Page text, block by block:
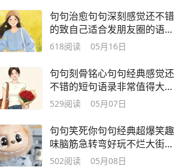
句句治愈句句深刻感觉还不错
的致自己适合发朋友圈的语句
大家看看
618阅读 05月16日
句句刻骨铭心句句经典感觉还
不错的短句语录非常值得大家
去阅读
529阅读 05月07日
句句笑死你句句经典超爆笑趣
味脑筋急转弯好玩不烂大街快
来瞧瞧看
502阅读 05月08日